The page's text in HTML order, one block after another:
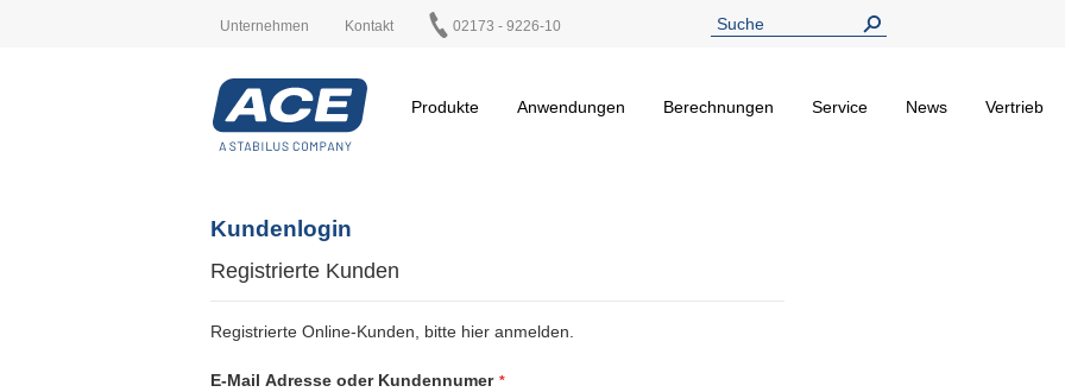
Unternehmen Kontakt 02173 - 9226-10
Produkte
Anwendungen Berechnungen Service News Vertrieb
Kundenlogin
Registrierte Kunden
Registrierte Online-Kunden, bitte hier anmelden.
E-Mail Adresse oder Kundennumer